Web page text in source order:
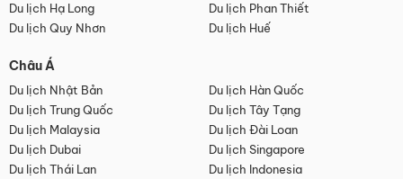
Du lịch Hạ Long
Du lịch Phan Thiết
Du lịch Quy Nhơn
Du lịch Huế
Châu Á
Du lịch Nhật Bản
Du lịch Hàn Quốc
Du lịch Trung Quốc
Du lịch Tây Tạng
Du lịch Malaysia
Du lịch Đài Loan
Du lịch Dubai
Du lịch Singapore
Du lịch Thái Lan
Du lịch Indonesia